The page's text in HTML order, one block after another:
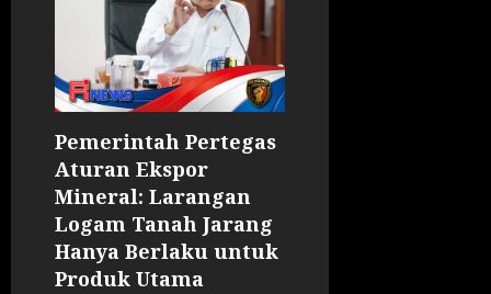
Pemerintah Pertegas
Aturan Ekspor
Mineral: Larangan
Logam Tanah Jarang
Hanya Berlaku untuk
Produk Utama